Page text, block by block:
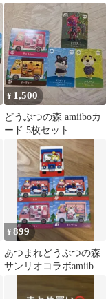
¥ 1,500
どうぶつの森 amiiboカ
ード 5枚セット
¥899
あつまれどうぶつの森
サンリオコラボamiibo